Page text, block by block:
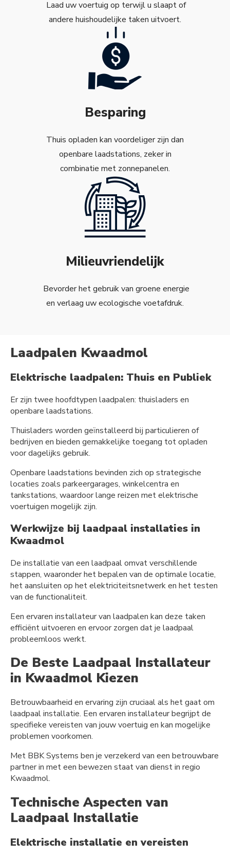
Laad uw voertuig op terwijl u slaapt of
andere huishoudelijke taken uitvoert.
Besparing
Thuis opladen kan voordeliger zijn dan
openbare laadstations, zeker in
combinatie met zonnepanelen.
Milieuvriendelijk
Bevorder het gebruik van groene energie
en verlaag uw ecologische voetafdruk.
Laadpalen Kwaadmol
Elektrische laadpalen: Thuis en Publiek
Er zijn twee hoofdtypen laadpalen: thuisladers en
openbare laadstations.
Thuisladers worden geïnstalleerd bij particulieren of
bedrijven en bieden gemakkelijke toegang tot opladen
voor dagelijks gebruik.
Openbare laadstations bevinden zich op strategische
locaties zoals parkeergarages, winkelcentra en
tankstations, waardoor lange reizen met elektrische
voertuigen mogelijk zijn.
Werkwijze bij laadpaal installaties in
Kwaadmol
De installatie van een laadpaal omvat verschillende
stappen, waaronder het bepalen van de optimale locatie,
het aansluiten op het elektriciteitsnetwerk en het testen
van de functionaliteit.
Een ervaren installateur van laadpalen kan deze taken
efficiënt uitvoeren en ervoor zorgen dat je laadpaal
probleemloos werkt.
De Beste Laadpaal Installateur
in Kwaadmol Kiezen
Betrouwbaarheid en ervaring zijn cruciaal als het gaat om
laadpaal installatie. Een ervaren installateur begrijpt de
specifieke vereisten van jouw voertuig en kan mogelijke
problemen voorkomen.
Met BBK Systems ben je verzekerd van een betrouwbare
partner in met een bewezen staat van dienst in regio
Kwaadmol.
Technische Aspecten van
Laadpaal Installatie
Elektrische installatie en vereisten